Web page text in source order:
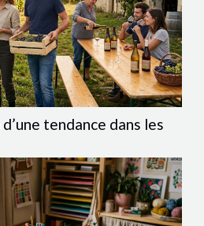
tendance dans les